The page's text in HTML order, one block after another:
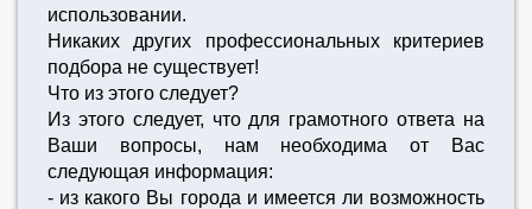
использовании.
Никаких других профессиональных критериев
подбора не существует!
Что из этого следует?
Из этого следует, что для грамотного ответа на
Ваши вопросы, нам необходима от Вас
следующая информация:
- из какого Вы города и имеется ли возможность